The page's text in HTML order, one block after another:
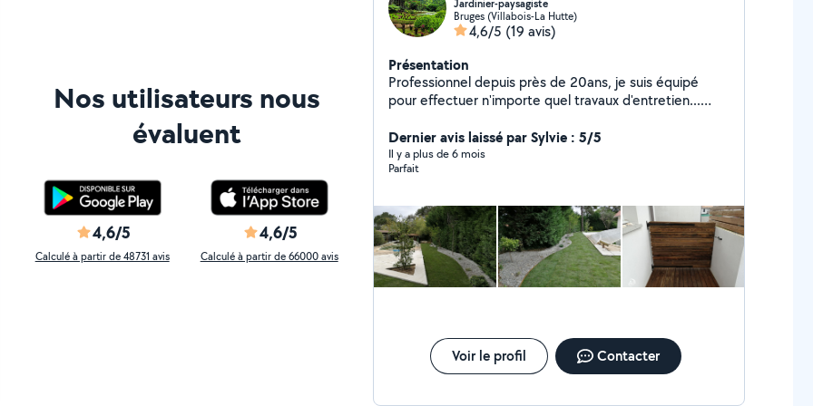
Nos utilisateurs nous
évaluent
4,6/5
Calculé à partir de 48731 avis
4,6/5
Calculé à partir de 66000 avis
Jardinier-paysagiste
Bruges (Villabois-La Hutte)
4,6/5 (19 avis)
Présentation
Professionnel depuis près de 20ans, je suis équipé
pour effectuer n'importe quel travaux d'entretien...
maçonnerie, clôture, plantation, engazonnement
naturel etc...)
Dernier avis laissé par Sylvie : 5/5
Il y a plus de 6 mois
Parfait
Voir le profil Contacter